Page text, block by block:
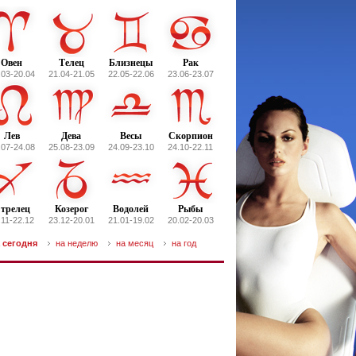
Овен
20.04
Телец
21.04-21.05
Близнецы
22.05-22.06
Рак
23.06-23.07
Лев
24.08
Дева
25.08-23.09
Весы
24.09-23.10
Скорпион
24.10-22.11
22.12
Козерог
23.12-20.01
Водолей
21.01-19.02
Рыбы
20.02-20.03
сегодня на неделю на месяц на год